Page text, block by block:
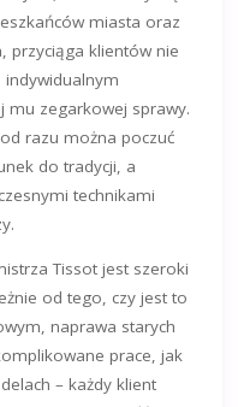
miasta oraz
przyciąga klientów nie
mu zegarkowej sprawy.
razu można poczuć
do tradycji, a
technikami
Tissot jest szeroki
od tego, czy jest to
naprawa starych
prace, jak
– każdy klient